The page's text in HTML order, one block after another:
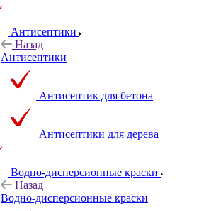
Антисептики
Назад
Антисептики
Антисептик для бетона
Антисептики для дерева
Водно-дисперсионные краски
Назад
Водно-дисперсионные краски